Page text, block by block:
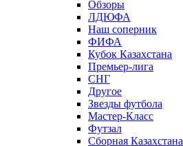
Обзоры
ЛДЮФА
Наш соперник
ФИФА
Кубок Казахстана
Премьер-лига
СНГ
Другое
Звезды футбола
Мастер-Класс
Футзал
Сборная Казахстана